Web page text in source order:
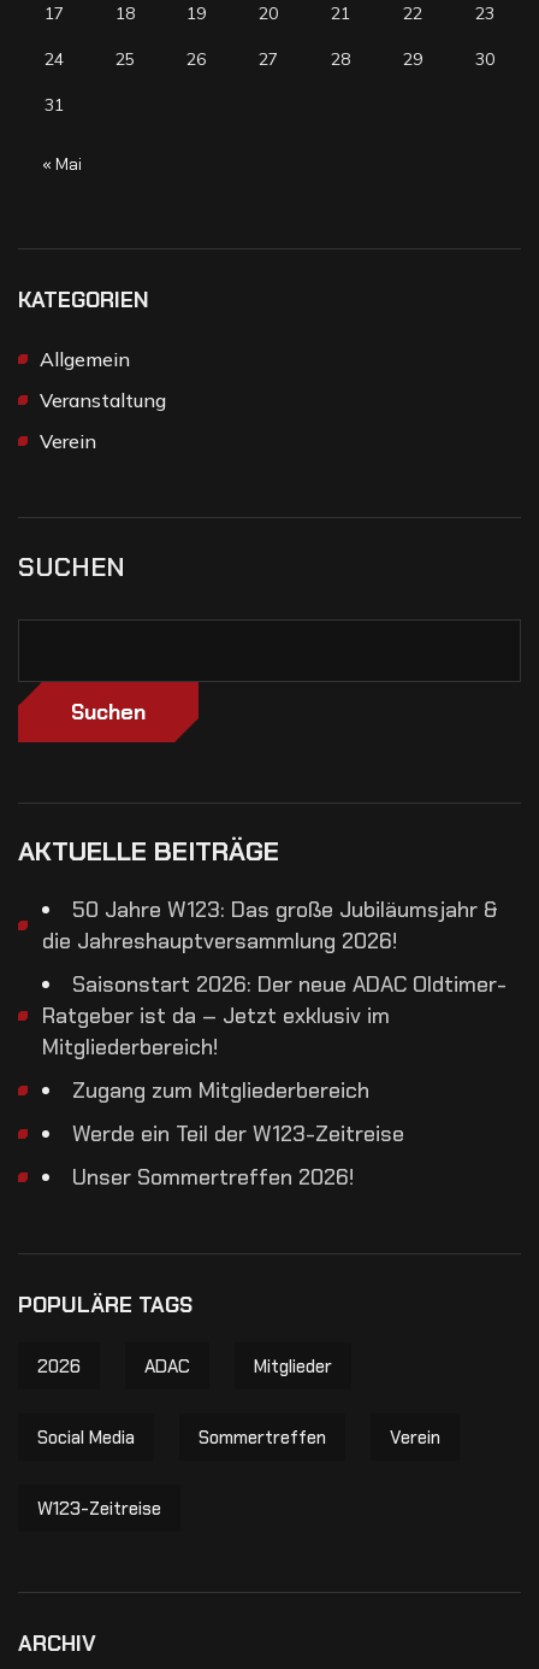
17 18 19 20 21 22 23
24 25 26 27 28 29 30
31
« Mai
KATEGORIEN
Allgemein
Veranstaltung
Verein
SUCHEN
Suchen
AKTUELLE BEITRÄGE
50 Jahre W123: Das große Jubiläumsjahr &
die Jahreshauptversammlung 2026!
Saisonstart 2026: Der neue ADAC Oldtimer-
Ratgeber ist da – Jetzt exklusiv im
Mitgliederbereich!
Zugang zum Mitgliederbereich
Werde ein Teil der W123-Zeitreise
Unser Sommertreffen 2026!
POPULÄRE TAGS
2026 ADAC Mitglieder
Social Media Sommertreffen Verein
W123-Zeitreise
ARCHIV